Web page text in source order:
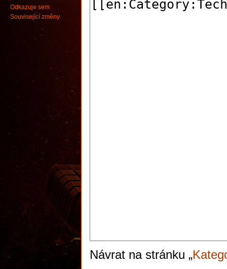
Návrat na stránku „
Odkazuje sem
Související změny